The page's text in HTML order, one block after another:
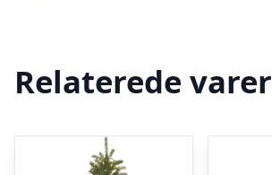
Relaterede varer